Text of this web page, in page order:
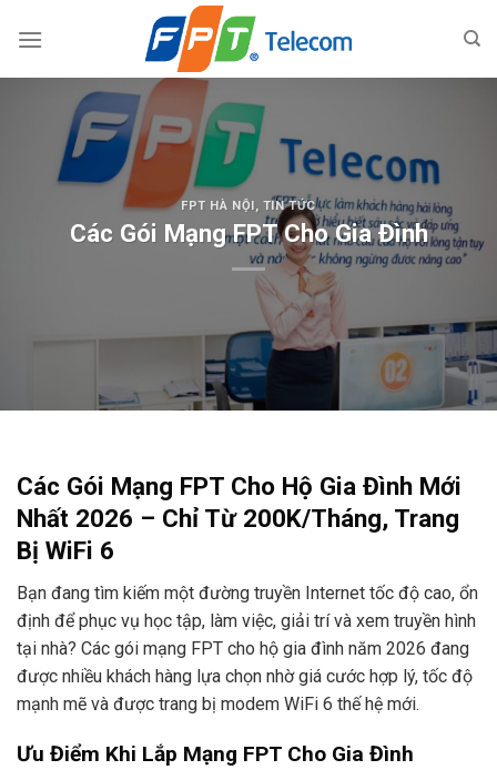
FPT HÀ NỘI, TIN TỨC
Các Gói Mạng FPT Cho Gia Đình
Các Gói Mạng FPT Cho Hộ Gia Đình Mới
Nhất 2026 – Chỉ Từ 200K/Tháng, Trang
Bị WiFi 6
Bạn đang tìm kiếm một đường truyền Internet tốc độ cao, ổn
định để phục vụ học tập, làm việc, giải trí và xem truyền hình
tại nhà? Các gói mạng FPT cho hộ gia đình năm 2026 đang
được nhiều khách hàng lựa chọn nhờ giá cước hợp lý, tốc độ
mạnh mẽ và được trang bị modem WiFi 6 thế hệ mới.
Ưu Điểm Khi Lắp Mạng FPT Cho Gia Đình